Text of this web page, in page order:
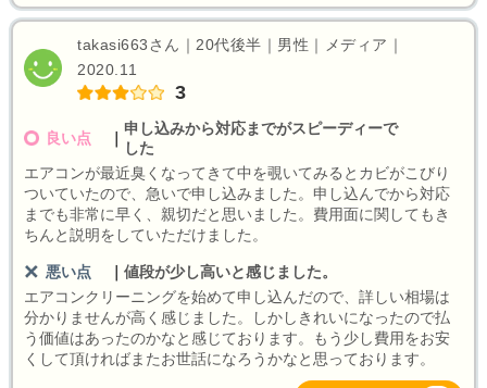
takasi663さん｜20代後半｜男性｜メディア｜
2020.11
3
良い点
申し込みから対応までがスピーディーで
した
エアコンが最近臭くなってきて中を覗いてみるとカビがこびり
ついていたので、急いで申し込みました。申し込んでから対応
までも非常に早く、親切だと思いました。費用面に関してもき
ちんと説明をしていただけました。
悪い点
値段が少し高いと感じました。
エアコンクリーニングを始めて申し込んだので、詳しい相場は
分かりませんが高く感じました。しかしきれいになったので払
う価値はあったのかなと感じております。もう少し費用をお安
くして頂ければまたお世話になろうかなと思っております。